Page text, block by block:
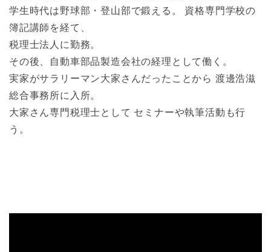
学生時代は野球部・登山部で鍛える。 資格専門学校の
簿記講師を経て、
税理士法人に勤務。
その後、自動車部品製造会社の経理として働く。
実家がサラリーマン大家さんだったことから 渡邊浩滋
総合事務所に入所。
大家さん専門税理士として セミナーや執筆活動も行
う。